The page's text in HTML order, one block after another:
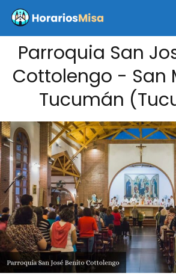
Parroquia San
Cottolengo - San
Tucumán